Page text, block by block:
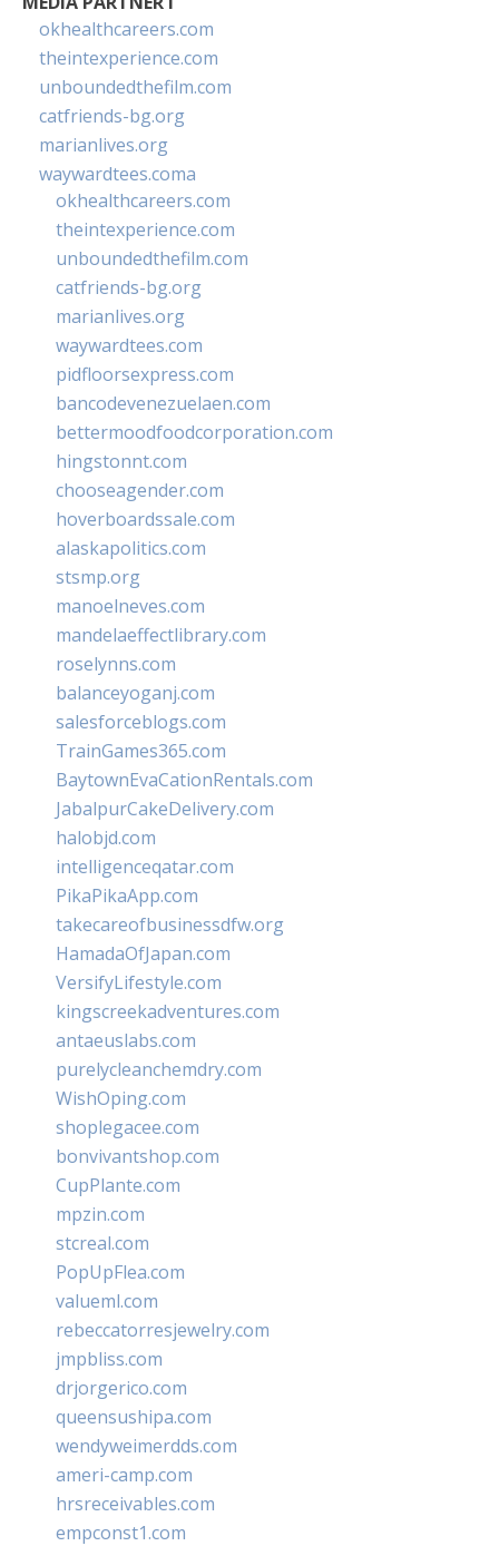
okhealthcareers.com
theintexperience.com
unboundedthefilm.com
catfriends-bg.org
marianlives.org
waywardtees.coma
okhealthcareers.com
theintexperience.com
unboundedthefilm.com
catfriends-bg.org
marianlives.org
waywardtees.com
pidfloorsexpress.com
bancodevenezuelaen.com
bettermoodfoodcorporation.com
hingstonnt.com
chooseagender.com
hoverboardssale.com
alaskapolitics.com
stsmp.org
manoelneves.com
mandelaeffectlibrary.com
roselynns.com
balanceyoganj.com
salesforceblogs.com
TrainGames365.com
BaytownEvaCationRentals.com
JabalpurCakeDelivery.com
halobjd.com
intelligenceqatar.com
PikaPikaApp.com
takecareofbusinessdfw.org
HamadaOfJapan.com
VersifyLifestyle.com
kingscreekadventures.com
antaeuslabs.com
purelycleanchemdry.com
WishOping.com
shoplegacee.com
bonvivantshop.com
CupPlante.com
mpzin.com
stcreal.com
PopUpFlea.com
valueml.com
rebeccatorresjewelry.com
jmpbliss.com
drjorgerico.com
queensushipa.com
wendyweimerdds.com
ameri-camp.com
hrsreceivables.com
empconst1.com